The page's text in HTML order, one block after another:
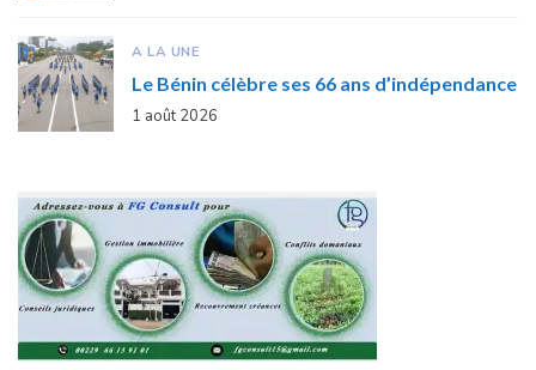
A LA UNE
Le Bénin célèbre ses 66 ans d’indépendance
1 août 2026